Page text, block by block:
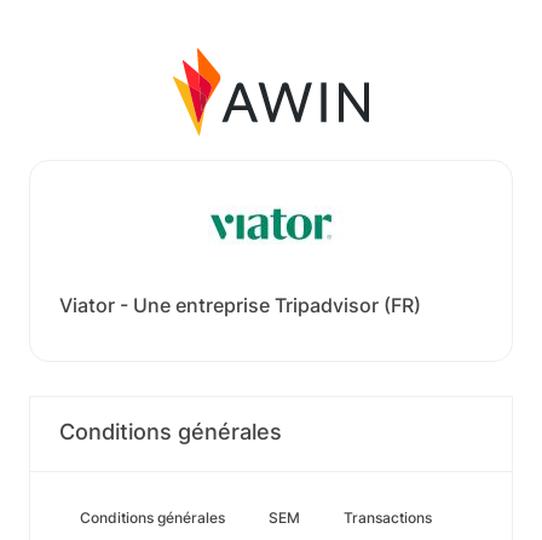
Viator - Une entreprise Tripadvisor (FR)
Conditions générales
Conditions générales SEM Transactions